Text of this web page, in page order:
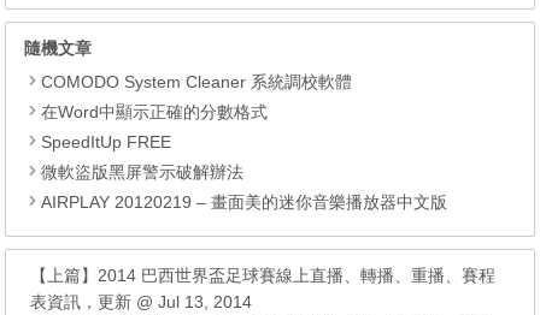
隨機文章
COMODO System Cleaner 系統調校軟體
在Word中顯示正確的分數格式
SpeedItUp FREE
微軟盜版黑屏警示破解辦法
AIRPLAY 20120219 – 畫面美的迷你音樂播放器中文版
【上篇】 2014 巴西世界盃足球賽線上直播、轉播、重播、賽程
表資訊，更新 @ Jul 13, 2014